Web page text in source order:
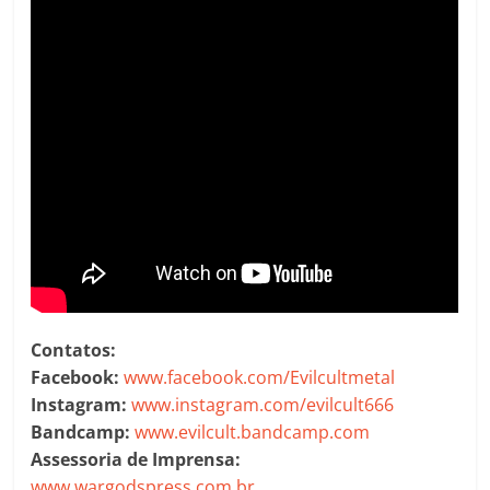
Contatos:
Facebook:www.facebook.com/Evilcultmetal
Instagram:www.instagram.com/evilcult666
Bandcamp:www.evilcult.bandcamp.com
Assessoria de Imprensa: